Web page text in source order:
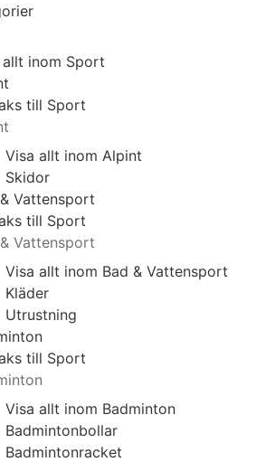
allt inom Sport
till Sport
Visa allt inom Alpint
Skidor
Vattensport
till Sport
Vattensport
Visa allt inom Bad & Vattensport
Kläder
Utrustning
till Sport
Visa allt inom Badminton
Badmintonbollar
Badmintonracket